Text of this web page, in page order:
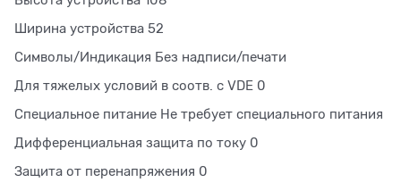
Ширина устройства 52
Символы/Индикация Без надписи/печати
Для тяжелых условий в соотв. с VDE 0
Специальное питание Не требует специального питания
Дифференциальная защита по току 0
Защита от перенапряжения 0